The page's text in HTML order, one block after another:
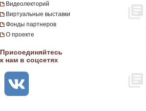
Видеолекторий
Виртуальные выставки
Фонды партнеров
О проекте
Присоединяйтесь
к нам в соцсетях